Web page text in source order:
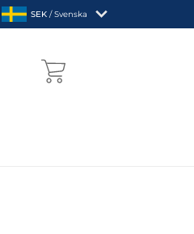
Sverige
,SEK / Svenska
sökning